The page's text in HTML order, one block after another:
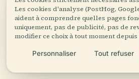
Jakarta Cathedral Visiting Guide:
Cultural Significance & Practical
Les cookies d'analyse (PostHog,
aident à comprendre quelles pages
uniquement, pas de publicité, pas de
modifier ce choix à tout moment
Personnaliser Tout refuser